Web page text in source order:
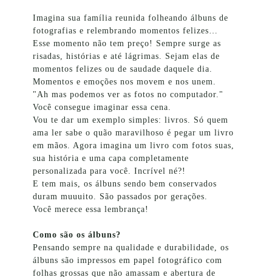
Imagina sua família reunida folheando álbuns de
fotografias e relembrando momentos felizes…
Esse momento não tem preço! Sempre surge as
risadas, histórias e até lágrimas. Sejam elas de
momentos felizes ou de saudade daquele dia.
Momentos e emoções nos movem e nos unem.
"Ah mas podemos ver as fotos no computador."
Você consegue imaginar essa cena.
Vou te dar um exemplo simples: livros. Só quem
ama ler sabe o quão maravilhoso é pegar um livro
em mãos. Agora imagina um livro com fotos suas,
sua história e uma capa completamente
personalizada para você. Incrível né?!
E tem mais, os álbuns sendo bem conservados
duram muuuito. São passados por gerações.
Você merece essa lembrança!
Como são os álbuns?
Pensando sempre na qualidade e durabilidade, os
álbuns são impressos em papel fotográfico com
folhas grossas que não amassam e abertura de